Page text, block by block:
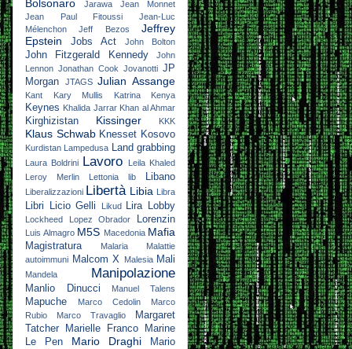
Bolsonaro Jarawa
Jean Monnet
Jean Paul Fitoussi
Jean-Luc
Mélenchon
Jeff Bezos
Jeffrey
Epstein
Jobs Act John Bolton
John Fitzgerald Kennedy
John
Lennon Jonathan Cook Jovanotti JP
Morgan
JTAGS Julian Assange
Kant Kary Mullis Katrina Kenya
Keynes Khalida Jarrar Khan al Ahmar
Kirghizistan Kissinger KKK
Klaus Schwab Knesset Kosovo
Kurdistan Lampedusa Land grabbing
Laura Boldrini Lavoro
Leila Khaled
Leroy Merlin
Lettonia lib Libano
Liberalizzazioni Libertà Libia Libra
Libri Licio Gelli Likud Lira Lobby
Lockheed Lopez Obrador Lorenzin
Luis Almagro M5S Macedonia Mafia
Magistratura Malaria
Malattie
autoimmuni Malcom X Malesia Mali
Mandela Manipolazione
Manlio Dinucci Manuel Talens
Mapuche Marco Cedolin
Marco
Rubio
Marco Travaglio
Margaret
Tatcher
Marielle Franco
Marine
Le Pen
Mario Draghi
Mario